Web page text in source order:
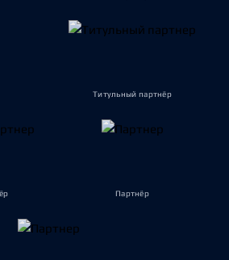
Титульный партнёр
Партнёр